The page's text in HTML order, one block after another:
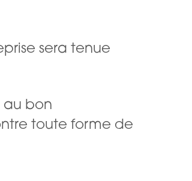
sera tenue
au bon
toute forme de